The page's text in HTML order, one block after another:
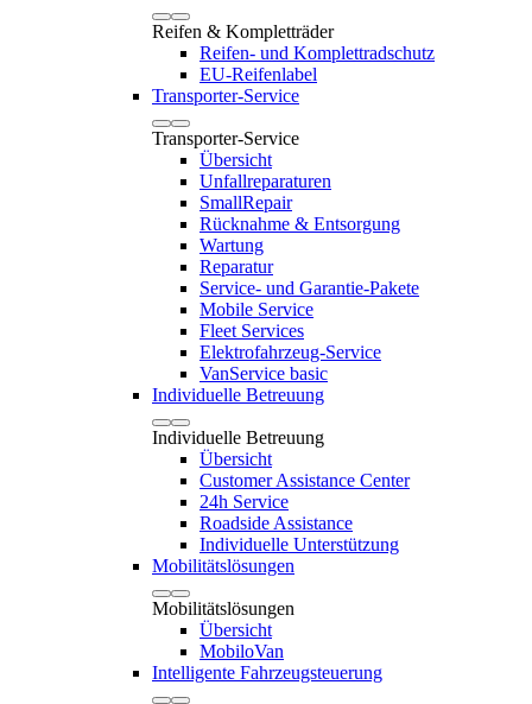
Reifen & Kompletträder
Reifen- und Komplettradschutz
EU-Reifenlabel
Transporter-Service
Transporter-Service
Übersicht
Unfallreparaturen
SmallRepair
Rücknahme & Entsorgung
Wartung
Reparatur
Service- und Garantie-Pakete
Mobile Service
Fleet Services
Elektrofahrzeug-Service
VanService basic
Individuelle Betreuung
Individuelle Betreuung
Übersicht
Customer Assistance Center
24h Service
Roadside Assistance
Individuelle Unterstützung
Mobilitätslösungen
Mobilitätslösungen
Übersicht
MobiloVan
Intelligente Fahrzeugsteuerung